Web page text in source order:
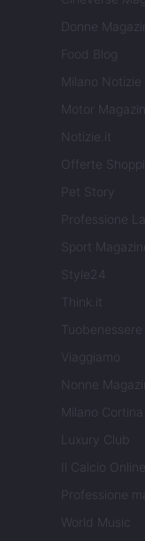
Donne
Food Blog
Milano Notizie
Motor
Notizie.it
Offerte
Pet Story
Professione
Sport
Style24
Think.it
Tuobenessere
Viaggiamo
Nonne
Milano Cortina
Luxury Club
Il Calcio Online
Professione
World Music